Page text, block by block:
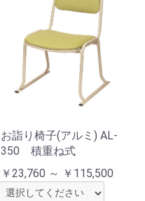
お詣り椅子(アルミ) AL-
350 積重ね式
￥23,760 ～ ￥115,500